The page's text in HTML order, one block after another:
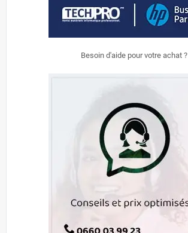
Besoin d'aide pour votre achat ?